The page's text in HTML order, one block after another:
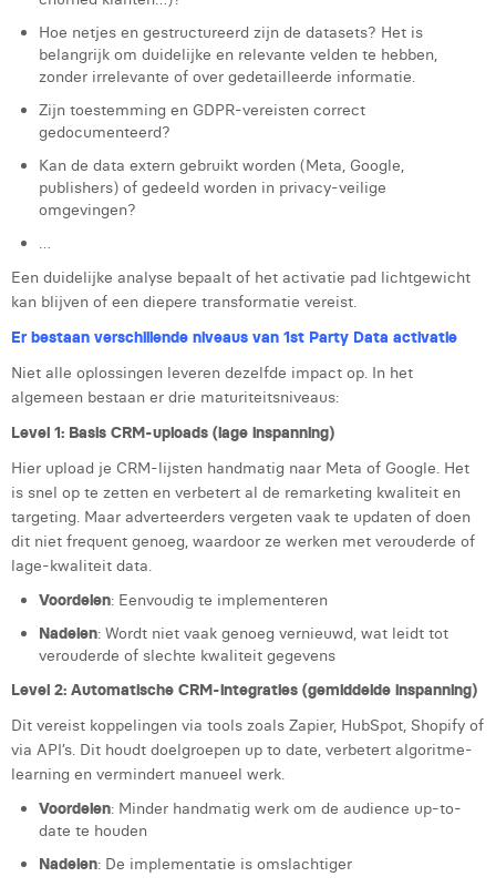
Hoe netjes en gestructureerd zijn de datasets? Het is
belangrijk om duidelijke en relevante velden te hebben,
zonder irrelevante of over gedetailleerde informatie.
Zijn toestemming en GDPR-vereisten correct
gedocumenteerd?
Kan de data extern gebruikt worden (Meta, Google,
publishers) of gedeeld worden in privacy-veilige
omgevingen?
…
Een duidelijke analyse bepaalt of het activatie pad lichtgewicht
kan blijven of een diepere transformatie vereist.
Er bestaan verschillende niveaus van 1st Party Data activatie
Niet alle oplossingen leveren dezelfde impact op. In het
algemeen bestaan er drie maturiteitsniveaus:
Level 1: Basis CRM-uploads (lage inspanning)
Hier upload je CRM-lijsten handmatig naar Meta of Google. Het
is snel op te zetten en verbetert al de remarketing kwaliteit en
targeting. Maar adverteerders vergeten vaak te updaten of doen
dit niet frequent genoeg, waardoor ze werken met verouderde of
lage-kwaliteit data.
Voordelen: Eenvoudig te implementeren
Nadelen: Wordt niet vaak genoeg vernieuwd, wat leidt tot
verouderde of slechte kwaliteit gegevens
Level 2: Automatische CRM-integraties (gemiddelde inspanning)
Dit vereist koppelingen via tools zoals Zapier, HubSpot, Shopify of
via API’s. Dit houdt doelgroepen up to date, verbetert algoritme-
learning en vermindert manueel werk.
Voordelen: Minder handmatig werk om de audience up-to-
date te houden
Nadelen: De implementatie is omslachtiger